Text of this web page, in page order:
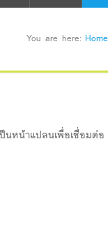
You are here: Home
นหน้าแปลนเพื่อเชื่อมต่อ